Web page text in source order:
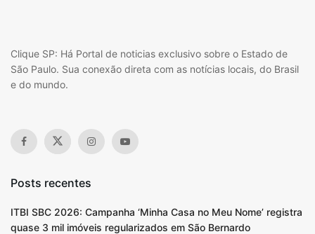
Clique SP: Há Portal de noticias exclusivo sobre o Estado de
São Paulo. Sua conexão direta com as notícias locais, do Brasil
e do mundo.
Posts recentes
ITBI SBC 2026: Campanha ‘Minha Casa no Meu Nome’ registra
quase 3 mil imóveis regularizados em São Bernardo